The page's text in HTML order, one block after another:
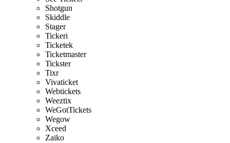
Shotgun
Skiddle
Stager
Tickeri
Ticketek
Ticketmaster
Tickster
Tixr
Vivaticket
Webtickets
Weeztix
WeGotTickets
Wegow
Xceed
Zaiko